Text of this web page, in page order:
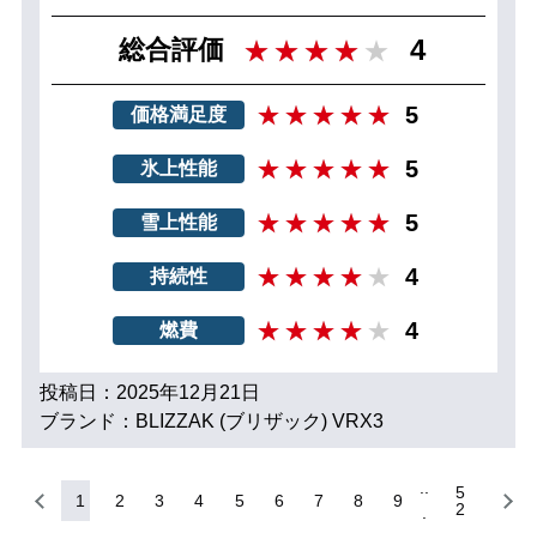
総合評価 4
価格満足度 5
氷上性能 5
雪上性能 5
持続性 4
燃費 4
投稿日：2025年12月21日
ブランド：BLIZZAK (ブリザック) VRX3
1 2 3 4 5 6 7 8 9
5
2